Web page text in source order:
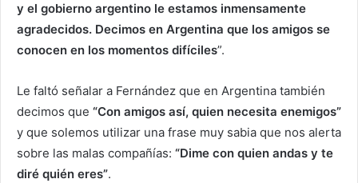
y el gobierno argentino le estamos inmensamente
agradecidos. Decimos en Argentina que los amigos se
conocen en los momentos difíciles”.
Le faltó señalar a Fernández que en Argentina también
decimos que “Con amigos así, quien necesita enemigos”
y que solemos utilizar una frase muy sabia que nos alerta
sobre las malas compañías: “Dime con quien andas y te
diré quién eres”.